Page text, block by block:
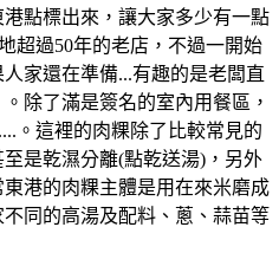
點標出來，讓大家多少有一點
超過50年的老店，不過一開始
家還在準備...有趣的是老闆直
除了滿是簽名的室內用餐區，
。這裡的肉粿除了比較常見的
是乾濕分離(點乾送湯)，另外
港的肉粿主體是用在來米磨成
同的高湯及配料、蔥、蒜苗等